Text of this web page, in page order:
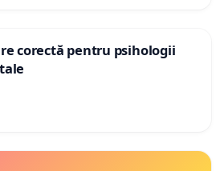
corectă pentru psihologii